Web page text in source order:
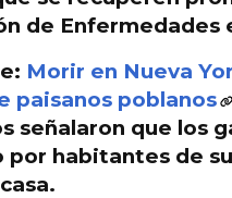
de Enfermedades
Morir en Nueva
paisanos poblanos
señalaron que los
por habitantes de
.